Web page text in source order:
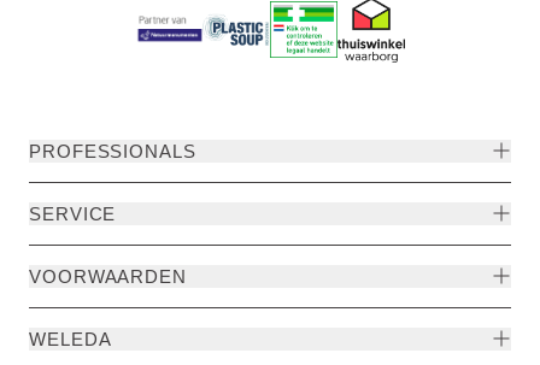
PROFESSIONALS
SERVICE
VOORWAARDEN
WELEDA